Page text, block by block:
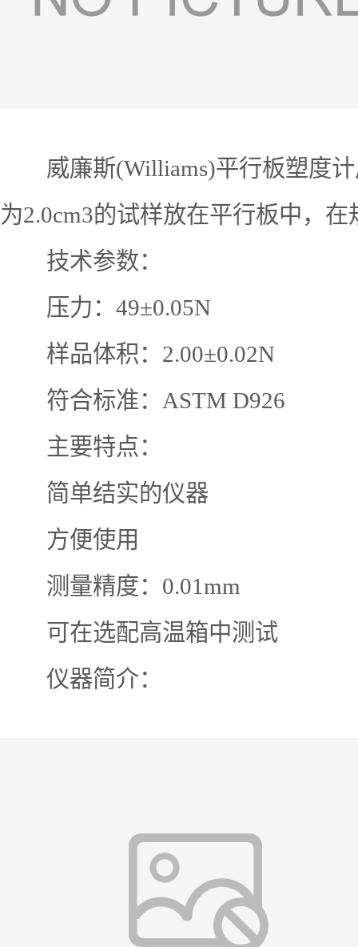
威廉斯(Williams)平行板塑度计
为2.0cm3的试样放在平行板中，
技术参数：
压力：49±0.05N
样品体积：2.00±0.02N
符合标准：ASTM D926
主要特点：
简单结实的仪器
方便使用
测量精度：0.01mm
可在选配高温箱中测试
仪器简介：